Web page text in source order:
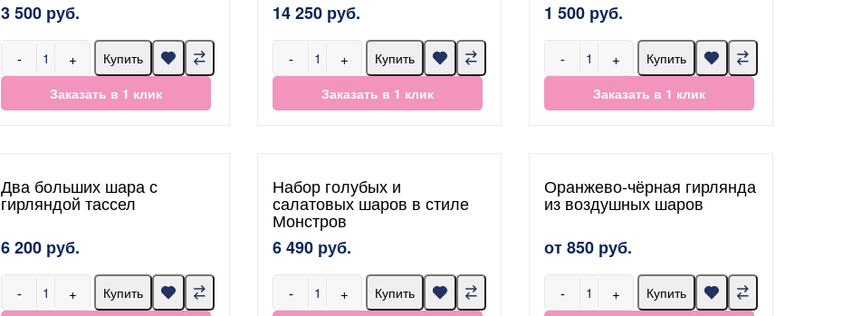
3 500 руб.
- +
Купить
Заказать в 1 клик
14 250 руб.
- +
Купить
Заказать в 1 клик
1 500 руб.
- +
Купить
Заказать в 1 клик
Два больших шара с
гирляндой тассел
6 200 руб.
- +
Купить
Набор голубых и
салатовых шаров в стиле
Монстров
6 490 руб.
- +
Купить
Оранжево-чёрная гирлянда
из воздушных шаров
от 850 руб.
- +
Купить